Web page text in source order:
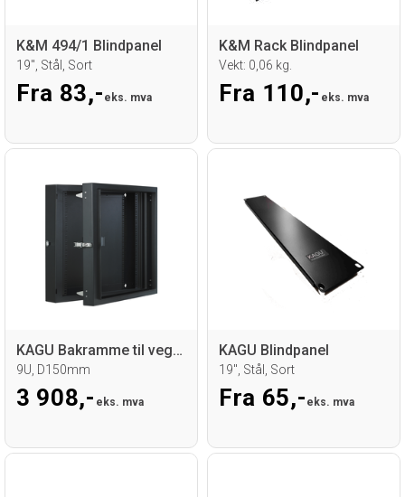
K&M 494/1 Blindpanel
19", Stål, Sort
Fra 83,- eks. mva
K&M Rack Blindpanel
Vekt: 0,06 kg.
Fra 110,- eks. mva
KAGU Bakramme til veggskap hengslet
9U, D150mm
3 908,- eks. mva
KAGU Blindpanel
19", Stål, Sort
Fra 65,- eks. mva